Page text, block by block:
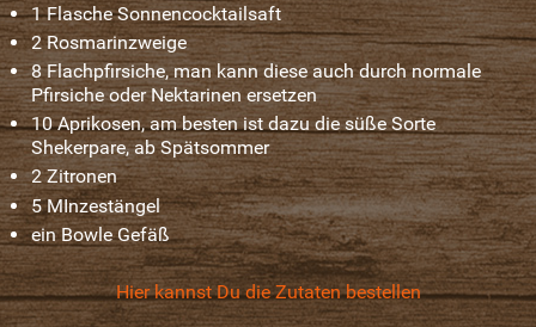
1 Flasche Sonnencocktailsaft
2 Rosmarinzweige
8 Flachpfirsiche, man kann diese auch durch normale
Pfirsiche oder Nektarinen ersetzen
10 Aprikosen, am besten ist dazu die süße Sorte
Shekerpare, ab Spätsommer
2 Zitronen
5 MInzestängel
ein Bowle Gefäß
Hier kannst Du die Zutaten bestellen